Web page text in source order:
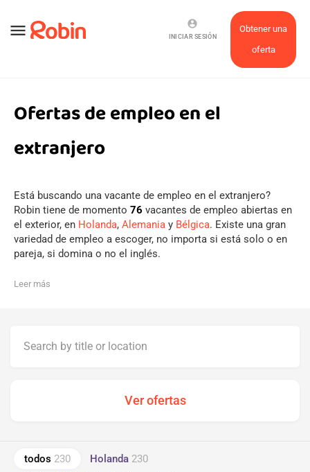
menu
Obtener una
oferta
account_circle
INICIAR SESIÓN
Ofertas de empleo en el
extranjero
Está buscando una vacante de empleo en el extranjero?
Robin tiene de momento 76 vacantes de empleo abiertas en
el exterior, en Holanda, Alemania y Bélgica. Existe una gran
variedad de empleo a escoger, no importa si está solo o en
pareja, si domina o no el inglés.
Leer más
todos 230 Holanda 230